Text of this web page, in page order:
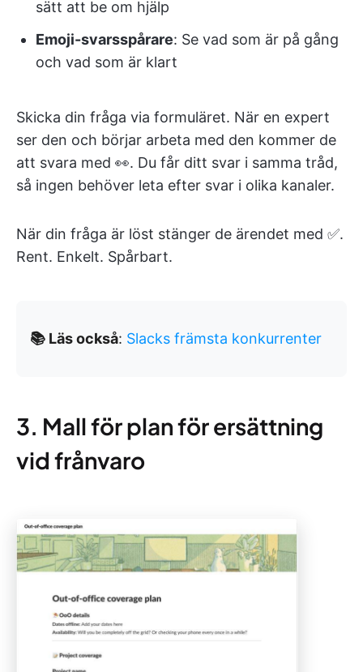
sätt att be om hjälp
Emoji-svarsspårare: Se vad som är på gång
och vad som är klart
Skicka din fråga via formuläret. När en expert
ser den och börjar arbeta med den kommer de
att svara med 👀. Du får ditt svar i samma tråd,
så ingen behöver leta efter svar i olika kanaler.
När din fråga är löst stänger de ärendet med ✅.
Rent. Enkelt. Spårbart.
📚 Läs också: Slacks främsta konkurrenter
3. Mall för plan för ersättning
vid frånvaro